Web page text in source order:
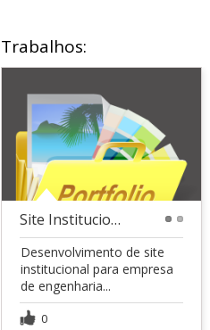
Trabalhos:
Site Institucional ETX
Desenvolvimento de site
institucional para empresa
de engenharia...
0